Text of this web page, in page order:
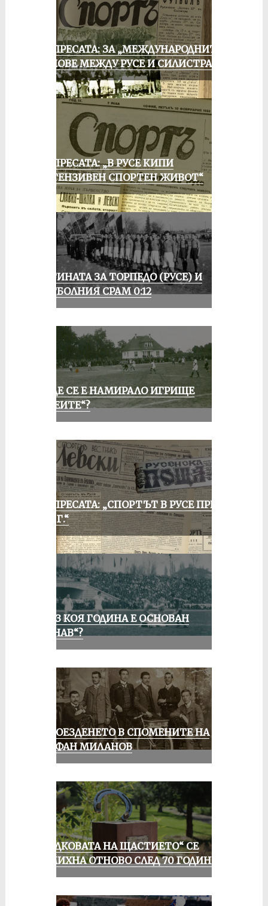
ОТ ПРЕСАТА: ЗА „МЕЖДУНАРОДНИТЕ“
МАЧОВЕ МЕЖДУ РУСЕ И СИЛИСТРА
ОТ ПРЕСАТА: „В РУСЕ КИПИ
ИНТЕНЗИВЕН СПОРТЕН ЖИВОТ“
ИСТИНАТА ЗА ТОРПЕДО (РУСЕ) И
ФУТБОЛНИЯ СРАМ 0:12
КЪДЕ СЕ Е НАМИРАЛО ИГРИЩЕ
„АЛЕИТЕ“?
ОТ ПРЕСАТА: „СПОРТЪТ В РУСЕ ПРЕЗ
1935 Г.“
ПРЕЗ КОЯ ГОДИНА Е ОСНОВАН
„ДУНАВ“?
КОЛОЕЗДЕНЕТО В СПОМЕНИТЕ НА
СТЕФАН МИЛАНОВ
„ПОДКОВАТА НА ЩАСТИЕТО“ СЕ
УСМИХНА ОТНОВО СЛЕД 70 ГОДИНИ